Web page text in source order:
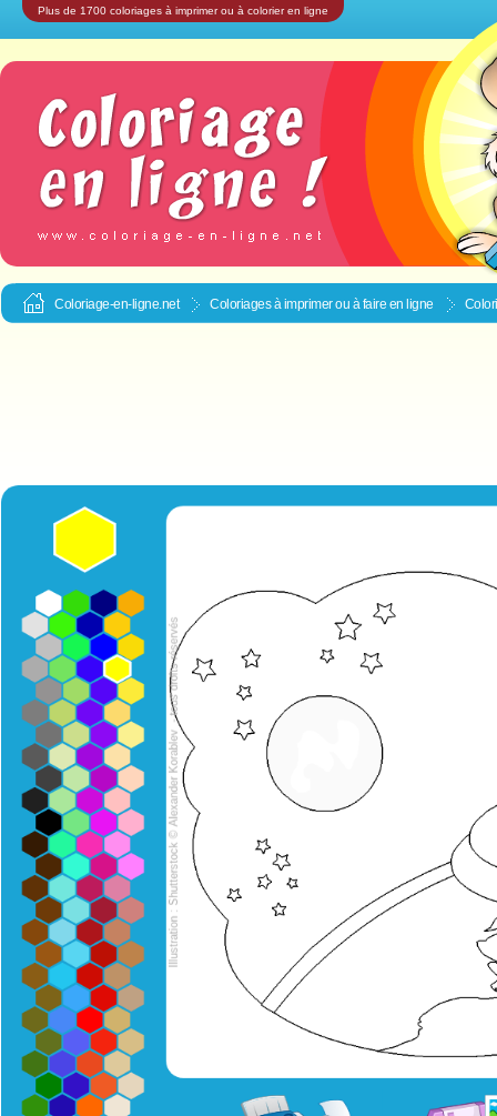
Plus de 1700 coloriages à imprimer ou à colorier en ligne
Coloriage-en-ligne.net Coloriages à imprimer ou à faire en ligne